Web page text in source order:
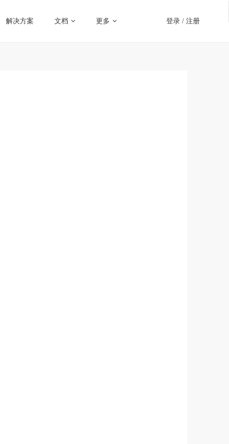
解决方案 文档 更多 登录 /注册